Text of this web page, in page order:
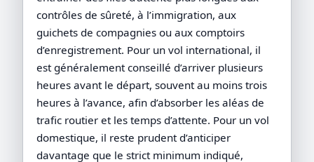
contrôles de sûreté, à l’immigration, aux
guichets de compagnies ou aux comptoirs
d’enregistrement. Pour un vol international, il
est généralement conseillé d’arriver plusieurs
heures avant le départ, souvent au moins trois
heures à l’avance, afin d’absorber les aléas de
trafic routier et les temps d’attente. Pour un vol
domestique, il reste prudent d’anticiper
davantage que le strict minimum indiqué,